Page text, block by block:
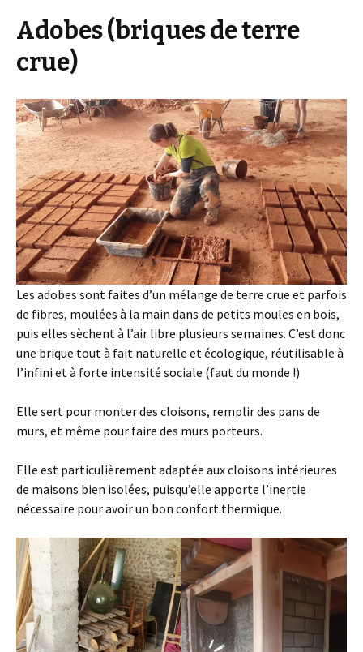
Adobes (briques de terre
crue)
Les adobes sont faites d’un mélange de terre crue et parfois
de fibres, moulées à la main dans de petits moules en bois,
puis elles sèchent à l’air libre plusieurs semaines. C’est donc
une brique tout à fait naturelle et écologique, réutilisable à
l’infini et à forte intensité sociale (faut du monde !)
Elle sert pour monter des cloisons, remplir des pans de
murs, et même pour faire des murs porteurs.
Elle est particulièrement adaptée aux cloisons intérieures
de maisons bien isolées, puisqu’elle apporte l’inertie
nécessaire pour avoir un bon confort thermique.